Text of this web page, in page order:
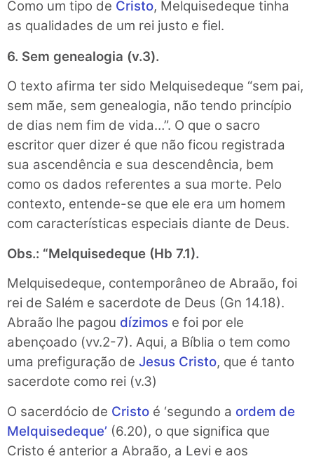
Como um tipo de Cristo, Melquisedeque tinha
as qualidades de um rei justo e fiel.
6. Sem genealogia (v.3).
O texto afirma ter sido Melquisedeque “sem pai,
sem mãe, sem genealogia, não tendo princípio
de dias nem fim de vida…”. O que o sacro
escritor quer dizer é que não ficou registrada
sua ascendência e sua descendência, bem
como os dados referentes a sua morte. Pelo
contexto, entende-se que ele era um homem
com características especiais diante de Deus.
Obs.: “Melquisedeque (Hb 7.1).
Melquisedeque, contemporâneo de Abraão, foi
rei de Salém e sacerdote de Deus (Gn 14.18).
Abraão lhe pagou dízimos e foi por ele
abençoado (vv.2-7). Aqui, a Bíblia o tem como
uma prefiguração de Jesus Cristo, que é tanto
sacerdote como rei (v.3)
O sacerdócio de Cristo é ‘segundo a ordem de
Melquisedeque’ (6.20), o que significa que
Cristo é anterior a Abraão, a Levi e aos